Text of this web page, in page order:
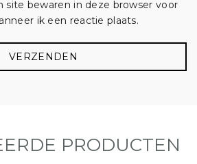
site bewaren in deze browser voor
ik een reactie plaats.
PRODUCTEN